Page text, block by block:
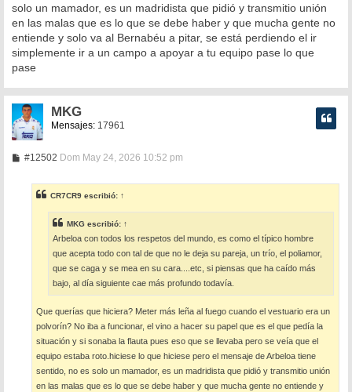
solo un mamador, es un madridista que pidió y transmitio unión
en las malas que es lo que se debe haber y que mucha gente no
entiende y solo va al Bernabéu a pitar, se está perdiendo el ir
simplemente ir a un campo a apoyar a tu equipo pase lo que
pase
MKG
Mensajes: 17961
#12502M
a
j
e
Dom May 24, 2026 10:52 pm
CR7CR9 escribió: ↑
MKG escribió: ↑
Arbeloa con todos los respetos del mundo, es como el típico hombre
que acepta todo con tal de que no le deja su pareja, un trío, el poliamor,
que se caga y se mea en su cara....etc, si piensas que ha caído más
bajo, al día siguiente cae más profundo todavía.
Que querías que hiciera? Meter más leña al fuego cuando el vestuario era un
polvorín? No iba a funcionar, el vino a hacer su papel que es el que pedía la
situación y si sonaba la flauta pues eso que se llevaba pero se veía que el
equipo estaba roto.hiciese lo que hiciese pero el mensaje de Arbeloa tiene
sentido, no es solo un mamador, es un madridista que pidió y transmitio unión
en las malas que es lo que se debe haber y que mucha gente no entiende y